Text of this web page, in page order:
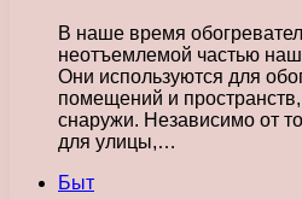
В наше время
неотъемлемой частью
Они используются для
помещений и пространств,
снаружи. Независимо от
для улицы,…
Быт